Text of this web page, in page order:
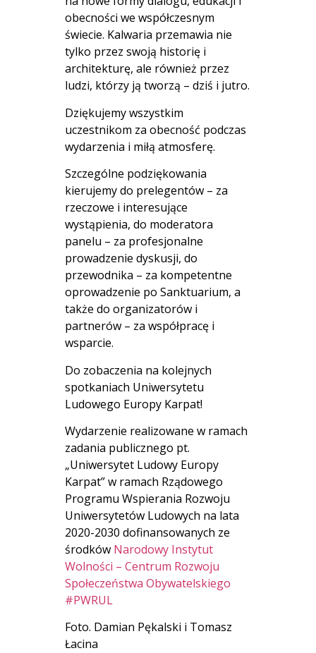
obecności we współczesnym
świecie. Kalwaria przemawia nie
tylko przez swoją historię i
architekturę, ale również przez
ludzi, którzy ją tworzą – dziś i jutro.
Dziękujemy wszystkim
uczestnikom za obecność podczas
wydarzenia i miłą atmosferę.
Szczególne podziękowania
kierujemy do prelegentów – za
rzeczowe i interesujące
wystąpienia, do moderatora
panelu – za profesjonalne
prowadzenie dyskusji, do
przewodnika – za kompetentne
oprowadzenie po Sanktuarium, a
także do organizatorów i
partnerów – za współpracę i
wsparcie.
Do zobaczenia na kolejnych
spotkaniach Uniwersytetu
Ludowego Europy Karpat!
Wydarzenie realizowane w ramach
zadania publicznego pt.
„Uniwersytet Ludowy Europy
Karpat” w ramach Rządowego
Programu Wspierania Rozwoju
Uniwersytetów Ludowych na lata
2020-2030 dofinansowanych ze
środków Narodowy Instytut
Wolności – Centrum Rozwoju
Społeczeństwa Obywatelskiego
#PWRUL
Foto. Damian Pękalski i Tomasz
Łacina